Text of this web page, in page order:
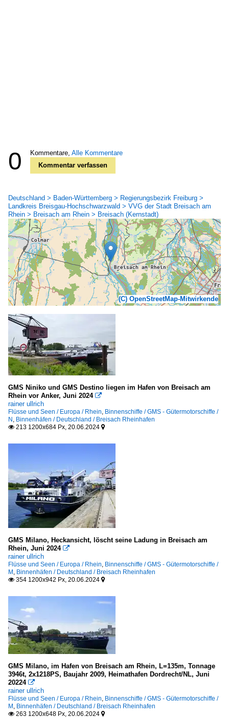
0 Kommentare, Alle Kommentare
Kommentar verfassen
Deutschland > Baden-Württemberg > Regierungsbezirk Freiburg >
Landkreis Breisgau-Hochschwarzwald > VVG der Stadt Breisach am
Rhein > Breisach am Rhein > Breisach (Kernstadt)
(C) OpenStreetMap-Mitwirkende
GMS Niniko und GMS Destino liegen im Hafen von Breisach am
Rhein vor Anker, Juni 2024 
rainer ullrich
Flüsse und Seen / Europa / Rhein Binnenschiffe / GMS - Gütermotorschiffe /
N Binnenhäfen / Deutschland / Breisach Rheinhafen
 213 1200x684 Px, 20.06.2024 
GMS Milano, Heckansicht, löscht seine Ladung in Breisach am
Rhein, Juni 2024 
rainer ullrich
Flüsse und Seen / Europa / Rhein Binnenschiffe / GMS - Gütermotorschiffe /
M Binnenhäfen / Deutschland / Breisach Rheinhafen
 354 1200x942 Px, 20.06.2024 
GMS Milano, im Hafen von Breisach am Rhein, L=135m, Tonnage
3946t, 2x1218PS, Baujahr 2009, Heimathafen Dordrecht/NL, Juni
20224 
rainer ullrich
Flüsse und Seen / Europa / Rhein Binnenschiffe / GMS - Gütermotorschiffe /
M Binnenhäfen / Deutschland / Breisach Rheinhafen
 263 1200x648 Px, 20.06.2024 